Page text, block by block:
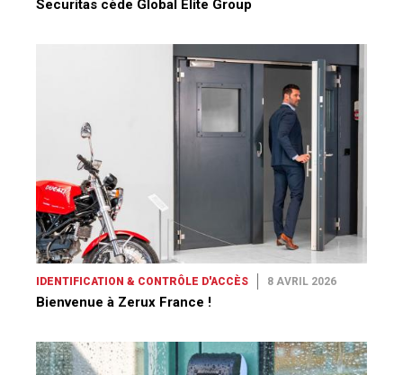
Securitas cède Global Elite Group
IDENTIFICATION & CONTRÔLE D'ACCÈS 8 AVRIL 2026
Bienvenue à Zerux France !